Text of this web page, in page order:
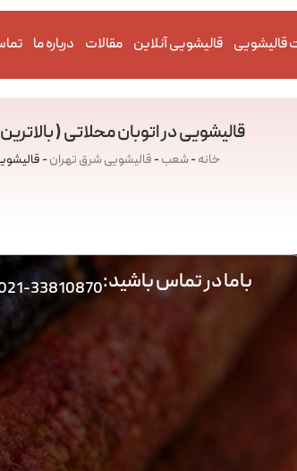
قالیشویی قالیشویی آنلاین مقالات درباره ما
قالیشویی در اتوبان محلاتی (
خانه-شعب- قالیشویی شرق تهران-
33810870باما در تماس باشید: